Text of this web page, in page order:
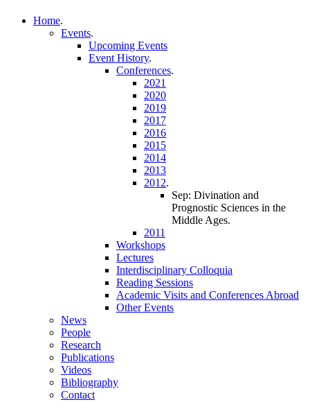
Home.
Events.
Upcoming Events
Event History.
Conferences.
2021
2020
2019
2017
2016
2015
2014
2013
2012.
Sep: Divination and
Prognostic Sciences in the
Middle Ages.
2011
Workshops
Lectures
Interdisciplinary Colloquia
Reading Sessions
Academic Visits and Conferences Abroad
Other Events
News
People
Research
Publications
Videos
Bibliography
Contact